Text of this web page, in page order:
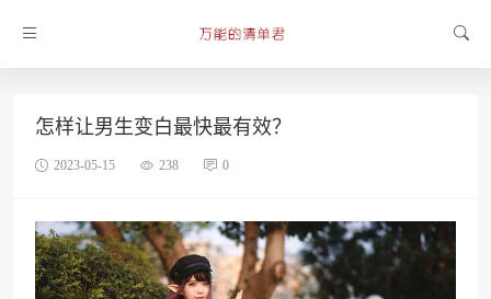
怎样让男生变白最快最有效？
2023-05-15 238 0